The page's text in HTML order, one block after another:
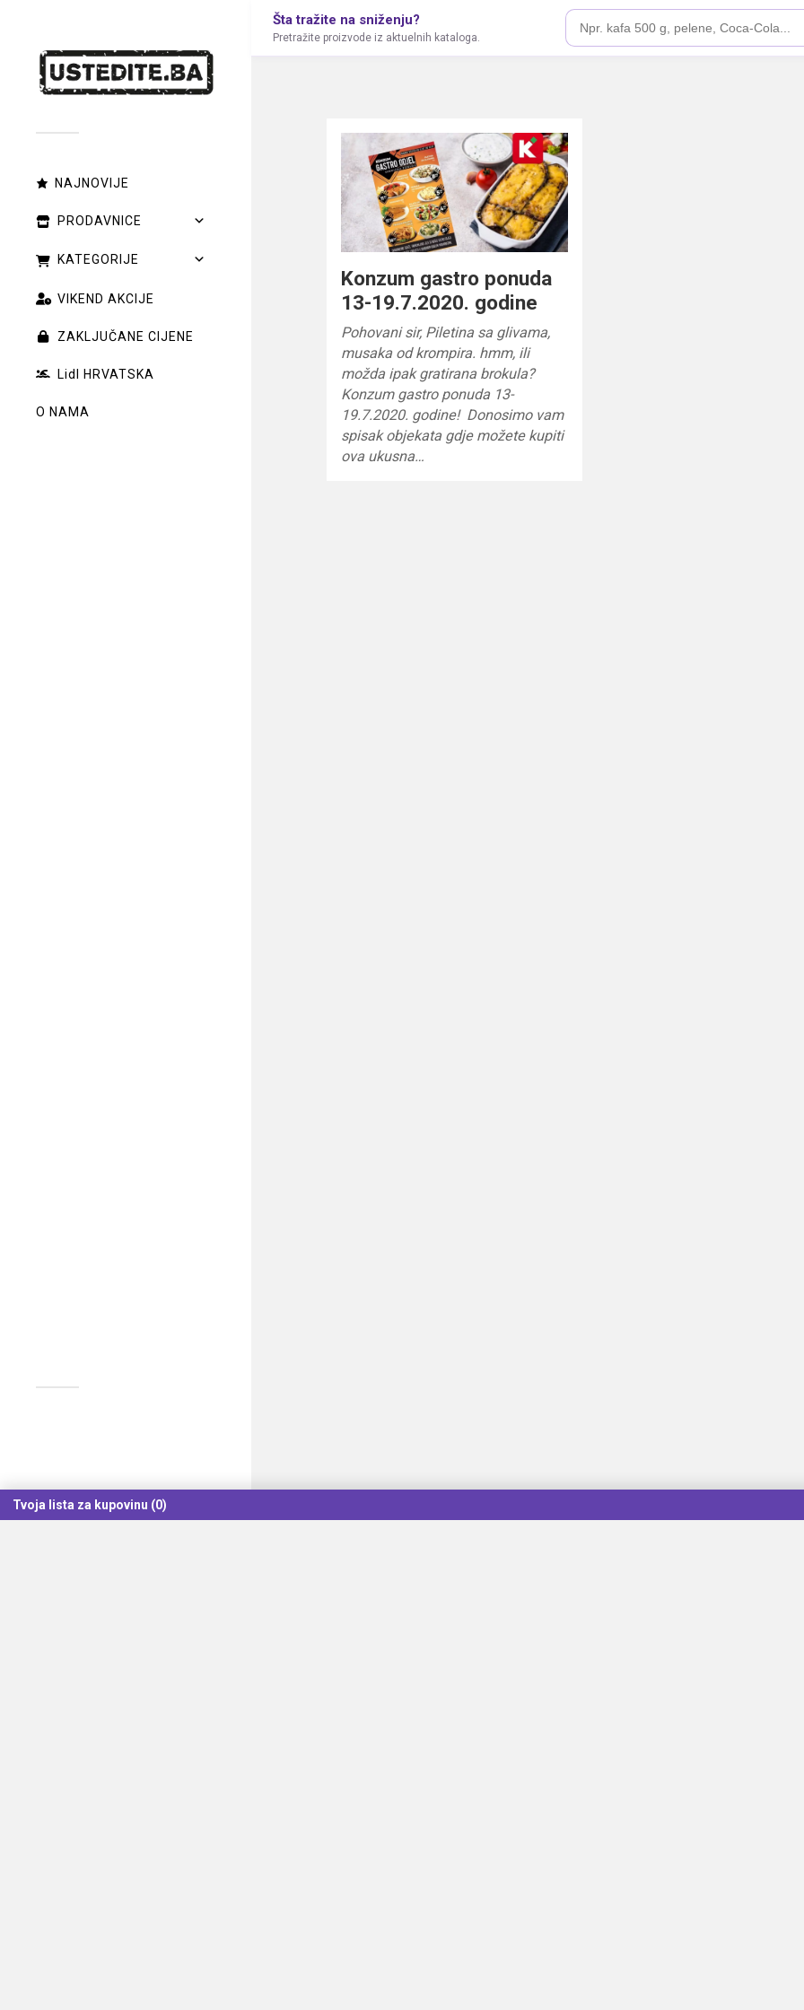
NAJNOVIJE
PRODAVNICE
KATEGORIJE
VIKEND AKCIJE
ZAKLJUČANE CIJENE
Lidl HRVATSKA
O NAMA
Šta tražite na sniženju?
Pretražite proizvode iz aktuelnih kataloga.
Konzum gastro ponuda
13-19.7.2020. godine
Pohovani sir, Piletina sa glivama,
musaka od krompira. hmm, ili
možda ipak gratirana brokula?
Konzum gastro ponuda 13-
19.7.2020. godine! Donosimo vam
spisak objekata gdje možete kupiti
ova ukusna…
Tvoja lista za kupovinu (0)